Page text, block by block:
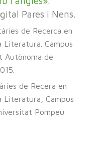
Pares i Nens.
de Recerca en
Literatura. Campus
Autònoma de
de Recera en
Literatura, Campus
Pompeu